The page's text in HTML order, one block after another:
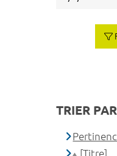
TRIER
[Titre]